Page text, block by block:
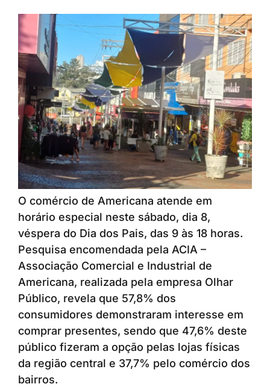
O comércio de Americana atende em
horário especial neste sábado, dia 8,
véspera do Dia dos Pais, das 9 às 18 horas.
Pesquisa encomendada pela ACIA –
Associação Comercial e Industrial de
Americana, realizada pela empresa Olhar
Público, revela que 57,8% dos
consumidores demonstraram interesse em
comprar presentes, sendo que 47,6% deste
público fizeram a opção pelas lojas físicas
da região central e 37,7% pelo comércio dos
bairros.